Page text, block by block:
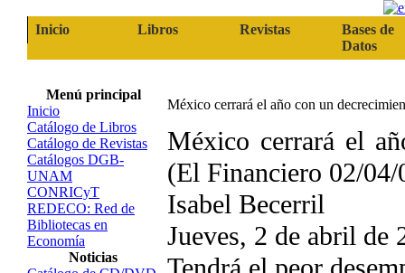
Inicio Libros Revistas
Bases de
Datos
Menú principal
Inicio
Catálogo de Libros
Catálogo de Revistas
Catálogos DGB-
UNAM
CONRICyT
REDECO: Red de
Bibliotecas en
Economía
Noticias
México cerrará el año con un
México cerrará el
(El Financiero 02/04/
Isabel Becerril
Jueves, 2 de abril de